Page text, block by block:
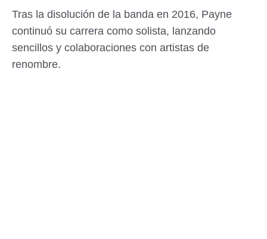
Tras la disolución de la banda en 2016, Payne
continuó su carrera como solista, lanzando
sencillos y colaboraciones con artistas de
renombre.